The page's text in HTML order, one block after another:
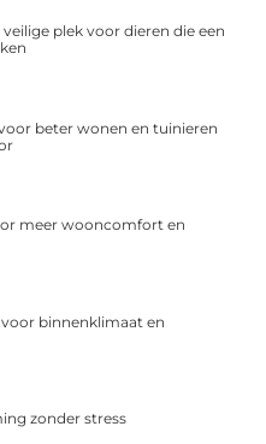
veilige plek voor dieren die een
beter wonen en tuinieren
meer wooncomfort en
binnenklimaat en
zonder stress